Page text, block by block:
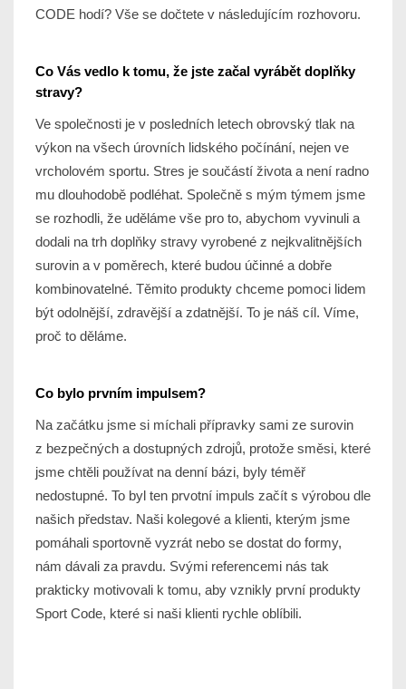
CODE hodí? Vše se dočtete v následujícím rozhovoru.
Co Vás vedlo k tomu, že jste začal vyrábět doplňky
stravy?
Ve společnosti je v posledních letech obrovský tlak na
výkon na všech úrovních lidského počínání, nejen ve
vrcholovém sportu. Stres je součástí života a není radno
mu dlouhodobě podléhat. Společně s mým týmem jsme
se rozhodli, že uděláme vše pro to, abychom vyvinuli a
dodali na trh doplňky stravy vyrobené z nejkvalitnějších
surovin a v poměrech, které budou účinné a dobře
kombinovatelné. Těmito produkty chceme pomoci lidem
být odolnější, zdravější a zdatnější. To je náš cíl. Víme,
proč to děláme.
Co bylo prvním impulsem?
Na začátku jsme si míchali přípravky sami ze surovin
z bezpečných a dostupných zdrojů, protože směsi, které
jsme chtěli používat na denní bázi, byly téměř
nedostupné. To byl ten prvotní impuls začít s výrobou dle
našich představ. Naši kolegové a klienti, kterým jsme
pomáhali sportovně vyzrát nebo se dostat do formy,
nám dávali za pravdu. Svými referencemi nás tak
prakticky motivovali k tomu, aby vznikly první produkty
Sport Code, které si naši klienti rychle oblíbili.